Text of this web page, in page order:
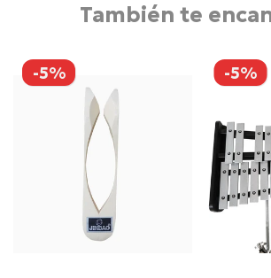
También te
-5% -5%